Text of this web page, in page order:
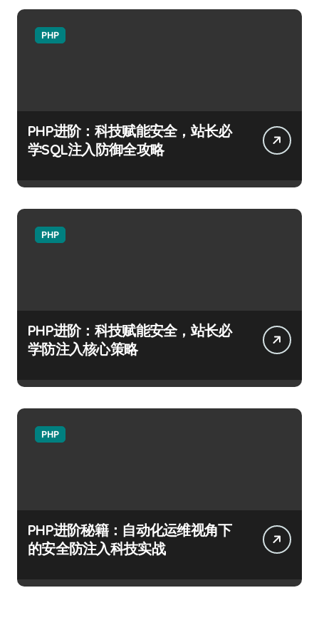
PHP
PHP进阶：科技赋能安全，站长必
学SQL注入防御全攻略
PHP
PHP进阶：科技赋能安全，站长必
学防注入核心策略
PHP
PHP进阶秘籍：自动化运维视角下
的安全防注入科技实战